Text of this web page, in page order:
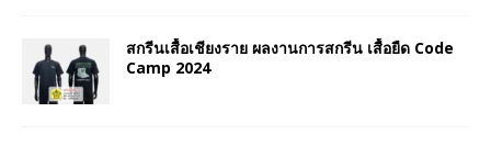
สกรีนเสื้อเชียงราย ผลงานการสกรีน เสื้อยืด Code
Camp 2024